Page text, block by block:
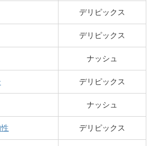
デリピックス
デリピックス
ナッシュ
デリピックス
ナッシュ
デリピックス